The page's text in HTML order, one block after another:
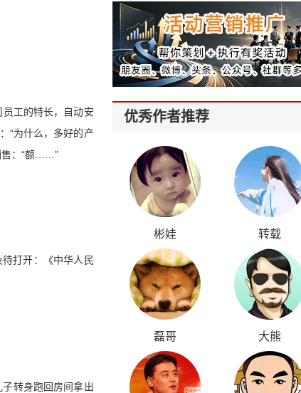
工的特长，自动安
“为什么，多好的产
售：“额……”
打开：《中华人民
转身跑回房间拿出
优秀作者推荐
彬娃 转载
磊哥 大熊